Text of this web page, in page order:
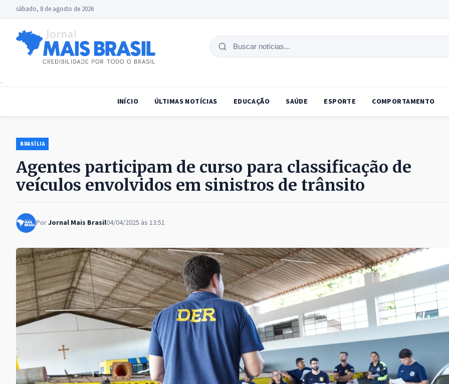
sábado, 8 de agosto de 2026
Buscar
INÍCIO ÚLTIMAS NOTÍCIAS EDUCAÇÃO SAÚDE ESPORTE COMPORTAMENTO
BRASÍLIA
Agentes participam de curso para classificação de
veículos envolvidos em sinistros de trânsito
PorJornal Mais Brasil04/04/2025 às 13:51